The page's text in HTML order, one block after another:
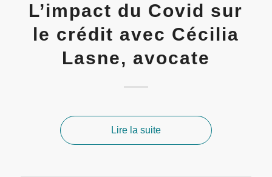
L’impact du Covid sur
le crédit avec Cécilia
Lasne, avocate
Lire la suite